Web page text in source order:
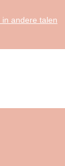
andere talen